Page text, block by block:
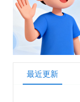
最近更新